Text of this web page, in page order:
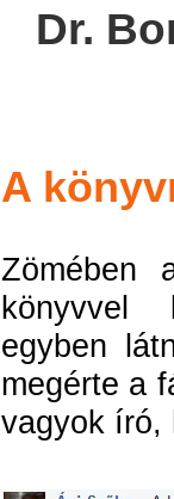
Dr.
A
Zömében
könyvvel
egyben
megérte a
vagyok író,